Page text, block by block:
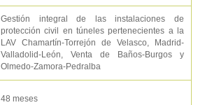
Gestión integral de las instalaciones de
protección civil en túneles pertenecientes a la
LAV Chamartín-Torrejón de Velasco, Madrid-
Valladolid-León, Venta de Baños-Burgos y
Olmedo-Zamora-Pedralba
48 meses